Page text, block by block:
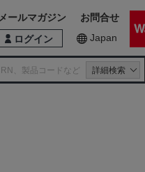
詳細検索
ログイン Japan
メールマガジン お問合せ